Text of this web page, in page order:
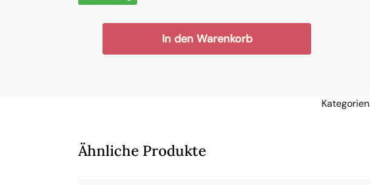
In den Warenkorb
Ähnliche Produkte